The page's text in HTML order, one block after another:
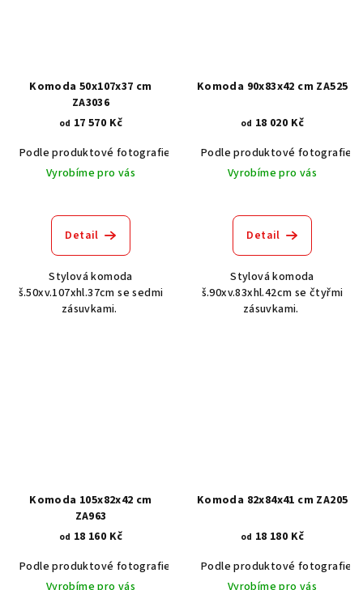
Komoda 50x107x37 cm
ZA3036
od 17 570 Kč
Podle produktové fotografie
Akát vintage BT1551
Dub světlý
Vyrobíme pro vás
Detail
Stylová komoda
š.50xv.107xhl.37cm se sedmi
zásuvkami.
Komoda 90x83x42 cm ZA525
od 18 020 Kč
Podle produktové fotografie
Vyrobíme pro vás
Detail
Stylová komoda
š.90xv.83xhl.42cm se čtyřmi
zásuvkami.
Komoda 105x82x42 cm
ZA963
od 18 160 Kč
Podle produktové fotografie
Akát vintage BT1551
Ořech
Vyrobíme pro vás
Komoda 82x84x41 cm ZA205
od 18 180 Kč
Podle produktové fotografie
Vyrobíme pro vás